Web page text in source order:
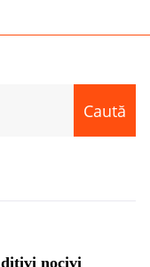
Caută
nocivi